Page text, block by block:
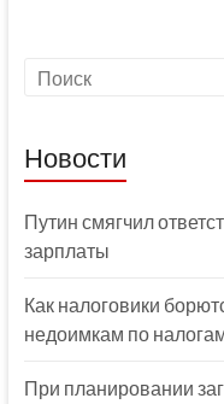
Новости
Путин смягчил
зарплаты
Как налоговики
недоимкам по
При планировании